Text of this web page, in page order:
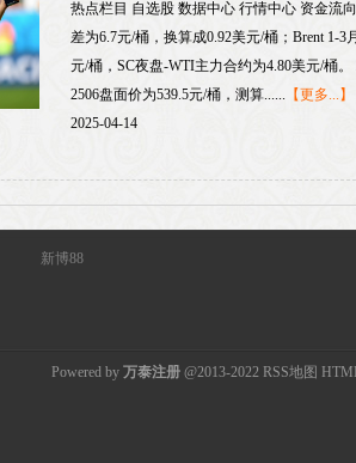
热点栏目 自选股 数据中心 行情中心 资金流
差为6.7元/桶，换算成0.92美元/桶；Brent 1-
元/桶，SC夜盘-WTI主力合约为4.80美元/桶
2506盘面价为539.5元/桶，测算...... 【更多...】
2025-04-14
新博88
Powered by 万泰注册 @2013-2022 RSS地图